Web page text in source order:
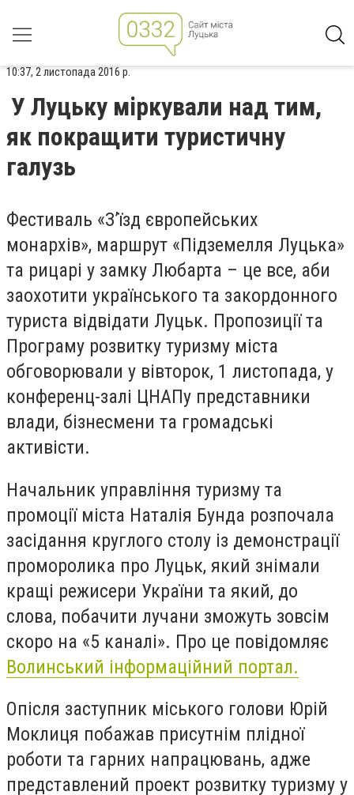
10:37, 2 листопада 2016 р.
У Луцьку міркували над тим,
як покращити туристичну
галузь
Фестиваль «З’їзд європейських
монархів», маршрут «Підземелля Луцька»
та рицарі у замку Любарта – це все, аби
заохотити українського та закордонного
туриста відвідати Луцьк. Пропозиції та
Програму розвитку туризму міста
обговорювали у вівторок, 1 листопада, у
конференц-залі ЦНАПу представники
влади, бізнесмени та громадські
активісти.
Начальник управління туризму та
промоції міста Наталія Бунда розпочала
засідання круглого столу із демонстрації
проморолика про Луцьк, який знімали
кращі режисери України та який, до
слова, побачити лучани зможуть зовсім
скоро на «5 каналі». Про це повідомляє
Волинський інформаційний портал.
Опісля заступник міського голови Юрій
Моклиця побажав присутнім плідної
роботи та гарних напрацювань, адже
представлений проект розвитку туризму у